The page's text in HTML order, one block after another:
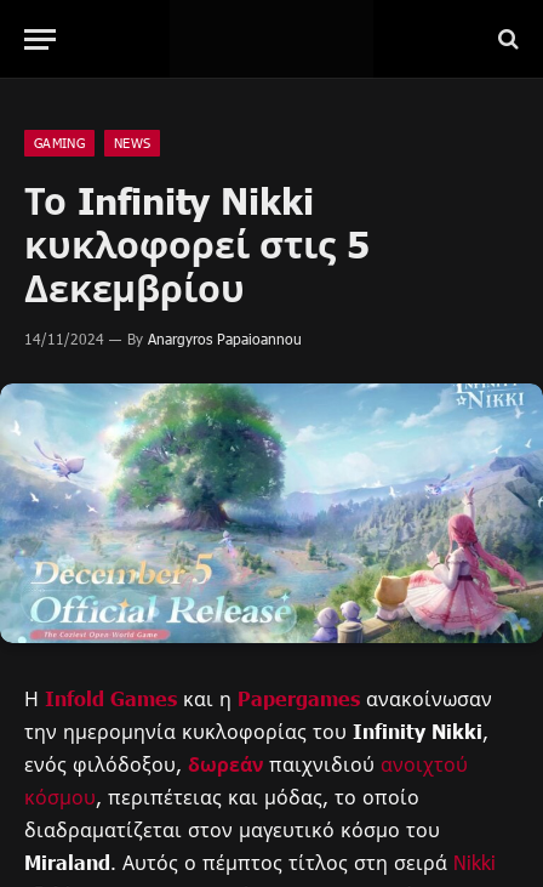
GAMING NEWS
Το Infinity Nikki
κυκλοφορεί στις 5
Δεκεμβρίου
14/11/2024 By Anargyros Papaioannou
Η Infold Games και η Papergames ανακοίνωσαν
την ημερομηνία κυκλοφορίας του Infinity Nikki,
ενός φιλόδοξου, δωρεάν παιχνιδιού ανοιχτού
κόσμου, περιπέτειας και μόδας, το οποίο
διαδραματίζεται στον μαγευτικό κόσμο του
Miraland. Αυτός ο πέμπτος τίτλος στη σειρά Nikki